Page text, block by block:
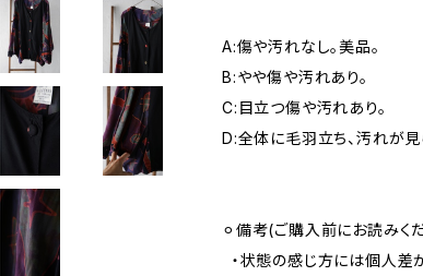
A:傷や汚れなし。美品。
B:やや傷や汚れあり。
C:目立つ傷や汚れあり。
D:全体に毛羽立ち、汚れが見
⚪︎備考(ご購入前にお読みく
・状態の感じ方には個人差